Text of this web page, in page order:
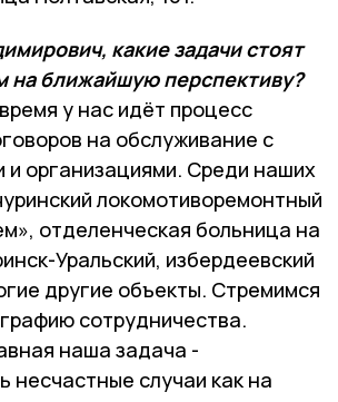
какие задачи стоят
на ближайшую перспективу?
у нас идёт процесс
на обслуживание с
и организациями. Среди наших
локомотиворемонтный
отделенческая больница на
Уральский, избердеевский
другие объекты. Стремимся
сотрудничества.
наша задача -
несчастные случаи как на